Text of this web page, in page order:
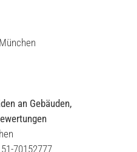
an Gebäuden,
70152777